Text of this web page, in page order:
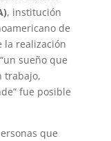
, institución
de
la realización
sueño que
trabajo,
fue posible
que